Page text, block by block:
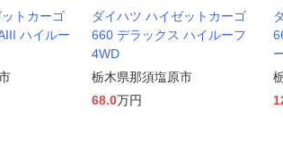
トカーゴ
ハイルー
ダイハツ ハイゼットカーゴ
660 デラックス ハイルーフ
4WD
栃木県那須塩原市
68.0万円